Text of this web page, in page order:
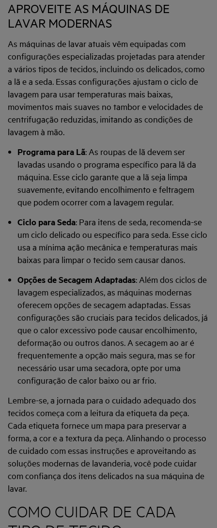
APROVEITE AS MÁQUINAS DE
LAVAR MODERNAS
As máquinas de lavar atuais vêm equipadas com
configurações especializadas projetadas para atender
a vários tipos de tecidos, incluindo os delicados, como
a lã e a seda. Essas configurações ajustam o ciclo de
lavagem para usar temperaturas mais baixas,
movimentos mais suaves no tambor e velocidades de
centrifugação reduzidas, imitando as condições de
lavagem à mão.
Programa para Lã: As roupas de lã devem ser
lavadas usando o programa específico para lã da
máquina. Esse ciclo garante que a lã seja limpa
suavemente, evitando encolhimento e feltragem
que podem ocorrer com a lavagem regular.
Ciclo para Seda: Para itens de seda, recomenda-se
um ciclo delicado ou específico para seda. Esse ciclo
usa a mínima ação mecânica e temperaturas mais
baixas para limpar o tecido sem causar danos.
Opções de Secagem Adaptadas: Além dos ciclos de
lavagem especializados, as máquinas modernas
oferecem opções de secagem adaptadas. Essas
configurações são cruciais para tecidos delicados, já
que o calor excessivo pode causar encolhimento,
deformação ou outros danos. A secagem ao ar é
frequentemente a opção mais segura, mas se for
necessário usar uma secadora, opte por uma
configuração de calor baixo ou ar frio.
Lembre-se, a jornada para o cuidado adequado dos
tecidos começa com a leitura da etiqueta da peça.
Cada etiqueta fornece um mapa para preservar a
forma, a cor e a textura da peça. Alinhando o processo
de cuidado com essas instruções e aproveitando as
soluções modernas de lavanderia, você pode cuidar
com confiança dos itens delicados na sua máquina de
lavar.
COMO CUIDAR DE CADA